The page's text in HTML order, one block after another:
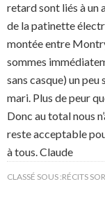
retard sont liés à un
de la patinette
montée entre
sommes
sans casque) un peu
mari. Plus de peur
Donc au total nous
reste acceptable
à tous. Claude
CLASSÉ SOUS :RÉCITS